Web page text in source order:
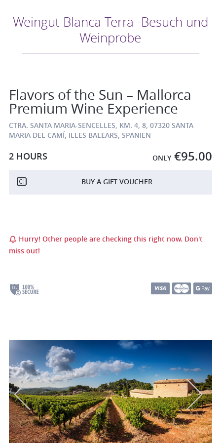
Weingut Blanca Terra -Besuch und
Weinprobe
Flavors of the Sun – Mallorca
Premium Wine Experience
CTRA. SANTA MARIA-SENCELLES, KM. 4, 8, 07320 SANTA
MARIA DEL CAMÍ, ILLES BALEARS, SPANIEN
ONLY€95.00
2 HOURS
BUY A GIFT VOUCHER
Hurry! Other people are checking this right now. Don't
miss out!